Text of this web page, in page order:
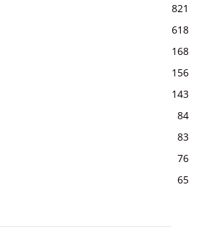
821
618
168
156
143
84
83
76
65